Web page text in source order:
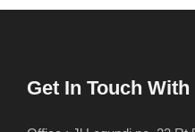
Get In Touch With